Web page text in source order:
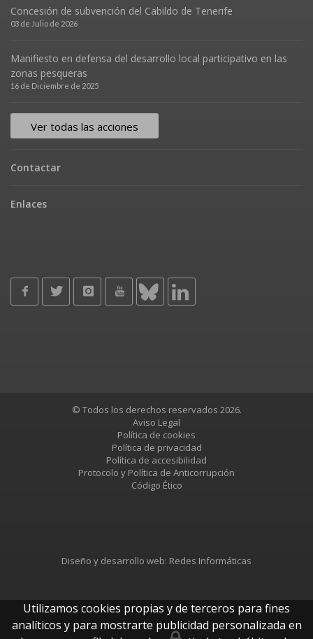
Concesión de subvención del Cabildo de Tenerife
03 de Julio de 2026
Manifiesto en defensa del desarrollo local participativo en las
zonas pesqueras
16 de Diciembre de 2025
Ver todas las acciones
Contactar
Enlaces
© Todos los derechos reservados 2026.
Aviso Legal
Política de cookies
Política de privacidad
Política de accesibilidad
Protocolo y Política de Anticorrupción
Código Ético
Diseño y desarrollo web: Redes Informáticas
Utilizamos cookies propias y de terceros para fines
analíticos y para mostrarte publicidad personalizada en